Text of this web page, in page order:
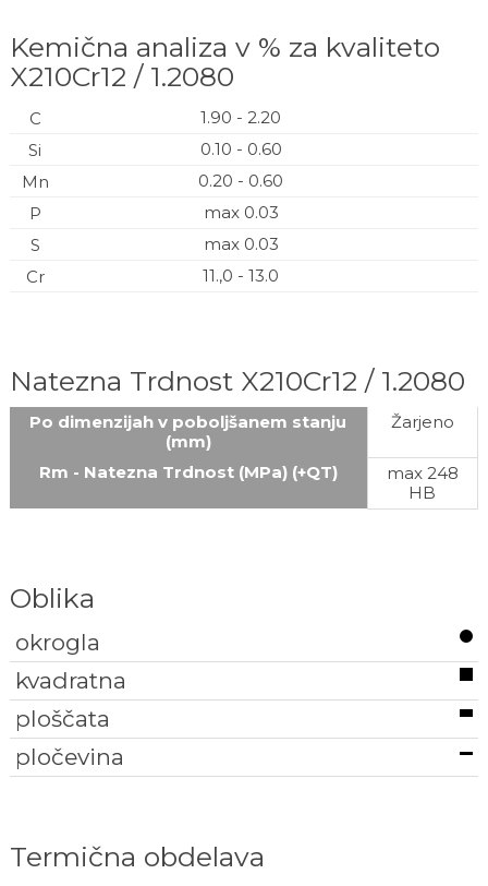
Kemična analiza v % za kvaliteto
X210Cr12 / 1.2080
1.90 - 2.20
0.10 - 0.60
0.20 - 0.60
max 0.03
max 0.03
11.,0 - 13.0
Natezna Trdnost X210Cr12 / 1.2080
Po dimenzijah v poboljšanem stanju
(mm)
Žarjeno
Rm - Natezna Trdnost (MPa) (+QT)
max 248
HB
Oblika
okrogla
kvadratna
ploščata
pločevina
Termična obdelava